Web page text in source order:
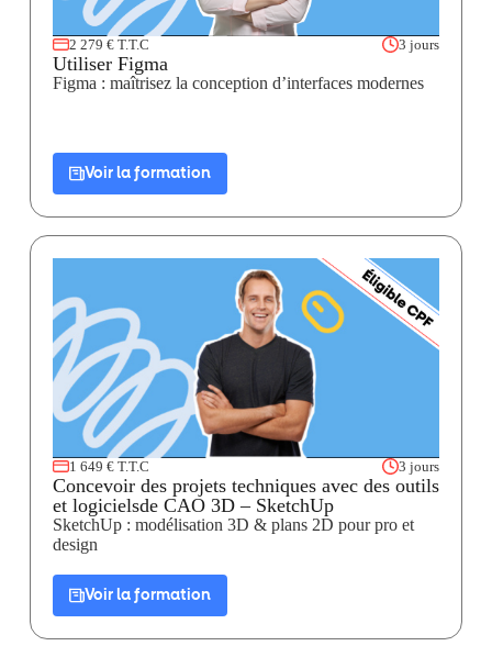
2 279 € T.T.C 3 jours
Utiliser Figma
Figma : maîtrisez la conception d’interfaces modernes
Voir la formation
1 649 € T.T.C 3 jours
Concevoir des projets techniques avec des outils
et logicielsde CAO 3D – SketchUp
SketchUp : modélisation 3D & plans 2D pour pro et
design
Voir la formation